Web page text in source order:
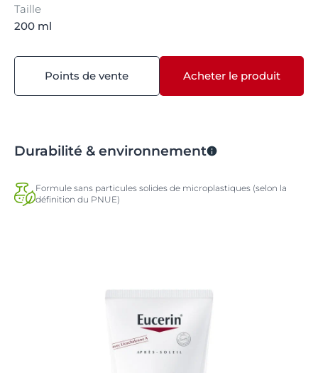
Taille
200 ml
Points de vente Acheter le produit
Durabilité & environnement
Formule sans particules solides de microplastiques (selon la
définition du PNUE)